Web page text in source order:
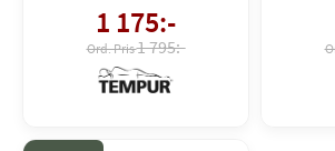
FRI FRAKT till service point.
1 175:-
1 795:-